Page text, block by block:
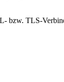
bzw. TLS-